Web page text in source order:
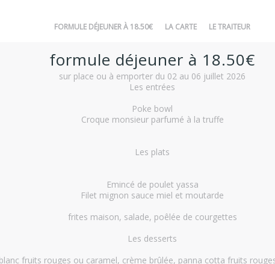
FORMULE DÉJEUNER À 18.50€ LA CARTE LE TRAITEUR
formule déjeuner à 18.50€
sur place ou à emporter du 02 au 06 juillet 2026
Les entrées
Poke bowl
Croque monsieur parfumé à la truffe
Les plats
Emincé de poulet yassa
Filet mignon sauce miel et moutarde
frites maison, salade, poêlée de courgettes
Les desserts
fruits rouges ou caramel, crème brûlée, panna cotta fruits